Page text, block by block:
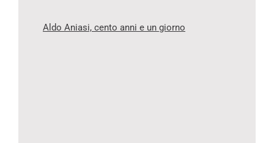
Aldo Aniasi, cento anni e un giorno